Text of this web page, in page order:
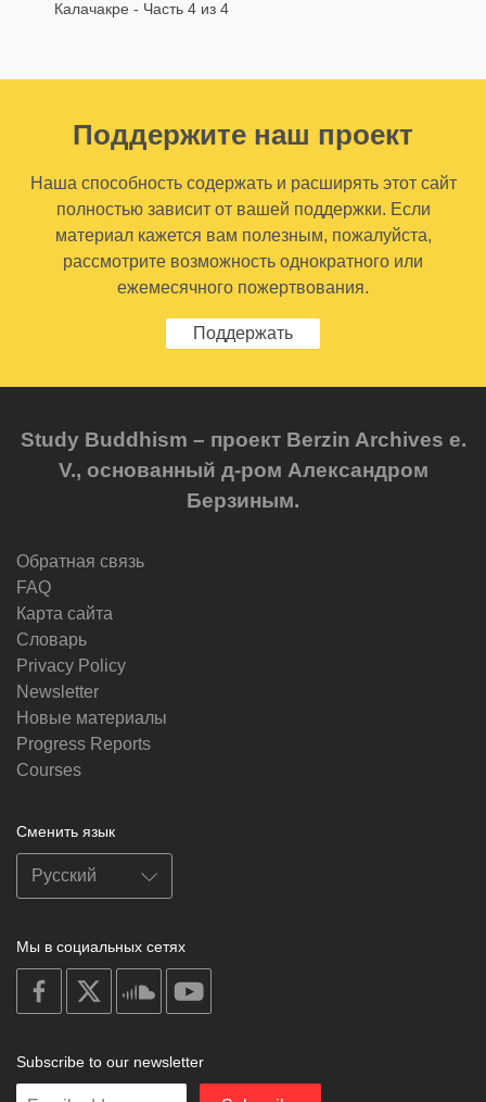
Калачакре - Часть 4 из 4
Поддержите наш проект
Наша способность содержать и расширять этот сайт
полностью зависит от вашей поддержки. Если
материал кажется вам полезным, пожалуйста,
рассмотрите возможность однократного или
ежемесячного пожертвования.
Поддержать
Study Buddhism – проект Berzin Archives e.
V., основанный д-ром Александром
Берзиным.
Обратная связь
FAQ
Карта сайта
Словарь
Privacy Policy
Newsletter
Новые материалы
Progress Reports
Courses
Сменить язык
Мы в социальных сетях
on
facebook
soundcloud
Subscribe to our newsletter
Enter